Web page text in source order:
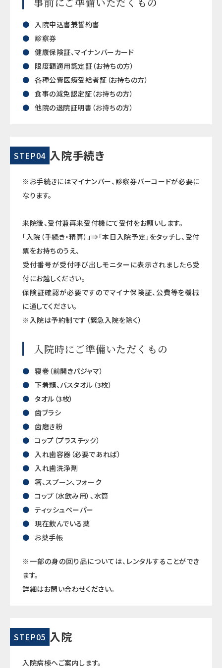
入院申込書兼誓約書
診察券
健康保険証、マイナンバーカード
限度額適用認定証（お持ちの方）
各種公費医療受給者証（お持ちの方）
食事の減免認定証（お持ちの方）
他院の退院証明書（お持ちの方）
STEP04 入院手続き
※お手続きにはマイナンバー、診察券バーコードが必要に
なります。
来院後、受付兼再来受付機にて受付をお願いします。
「入院（手続き・精算）」⇒「本日入院予定」をタッチし、受付
票をお持ちのうえ、
受付番号が受付呼び出しモニターに表示されましたら受
付にお越しください。
保険証確認が必要ですのでマイナ保険証、公費等を機械
に通してください。
※入院は予約制です（緊急入院を除く）
入院時にご準備いただくもの
寝巻（前開きパジャマ）
下着類、バスタオル（3枚）
タオル（3枚）
歯ブラシ
歯磨き粉
コップ（プラスチック）
入れ歯容器（必要であれば）
入れ歯洗浄剤
箸、スプーン、フォーク
コップ（水飲み用）、水筒
ティッシュペーパー
現在飲んでいる薬
お薬手帳
※一部の身の回り品については、レンタルすることができ
ます。
詳細はお問い合わせください。
STEP05 入院
入院病棟へご案内します。